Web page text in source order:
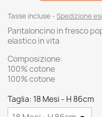
Tasse incluse Spedizione
Pantaloncino in fresco
elastico in vita
Composizione:
100% cotone
100% cotone
Taglia: 18 Mesi - H 86cm